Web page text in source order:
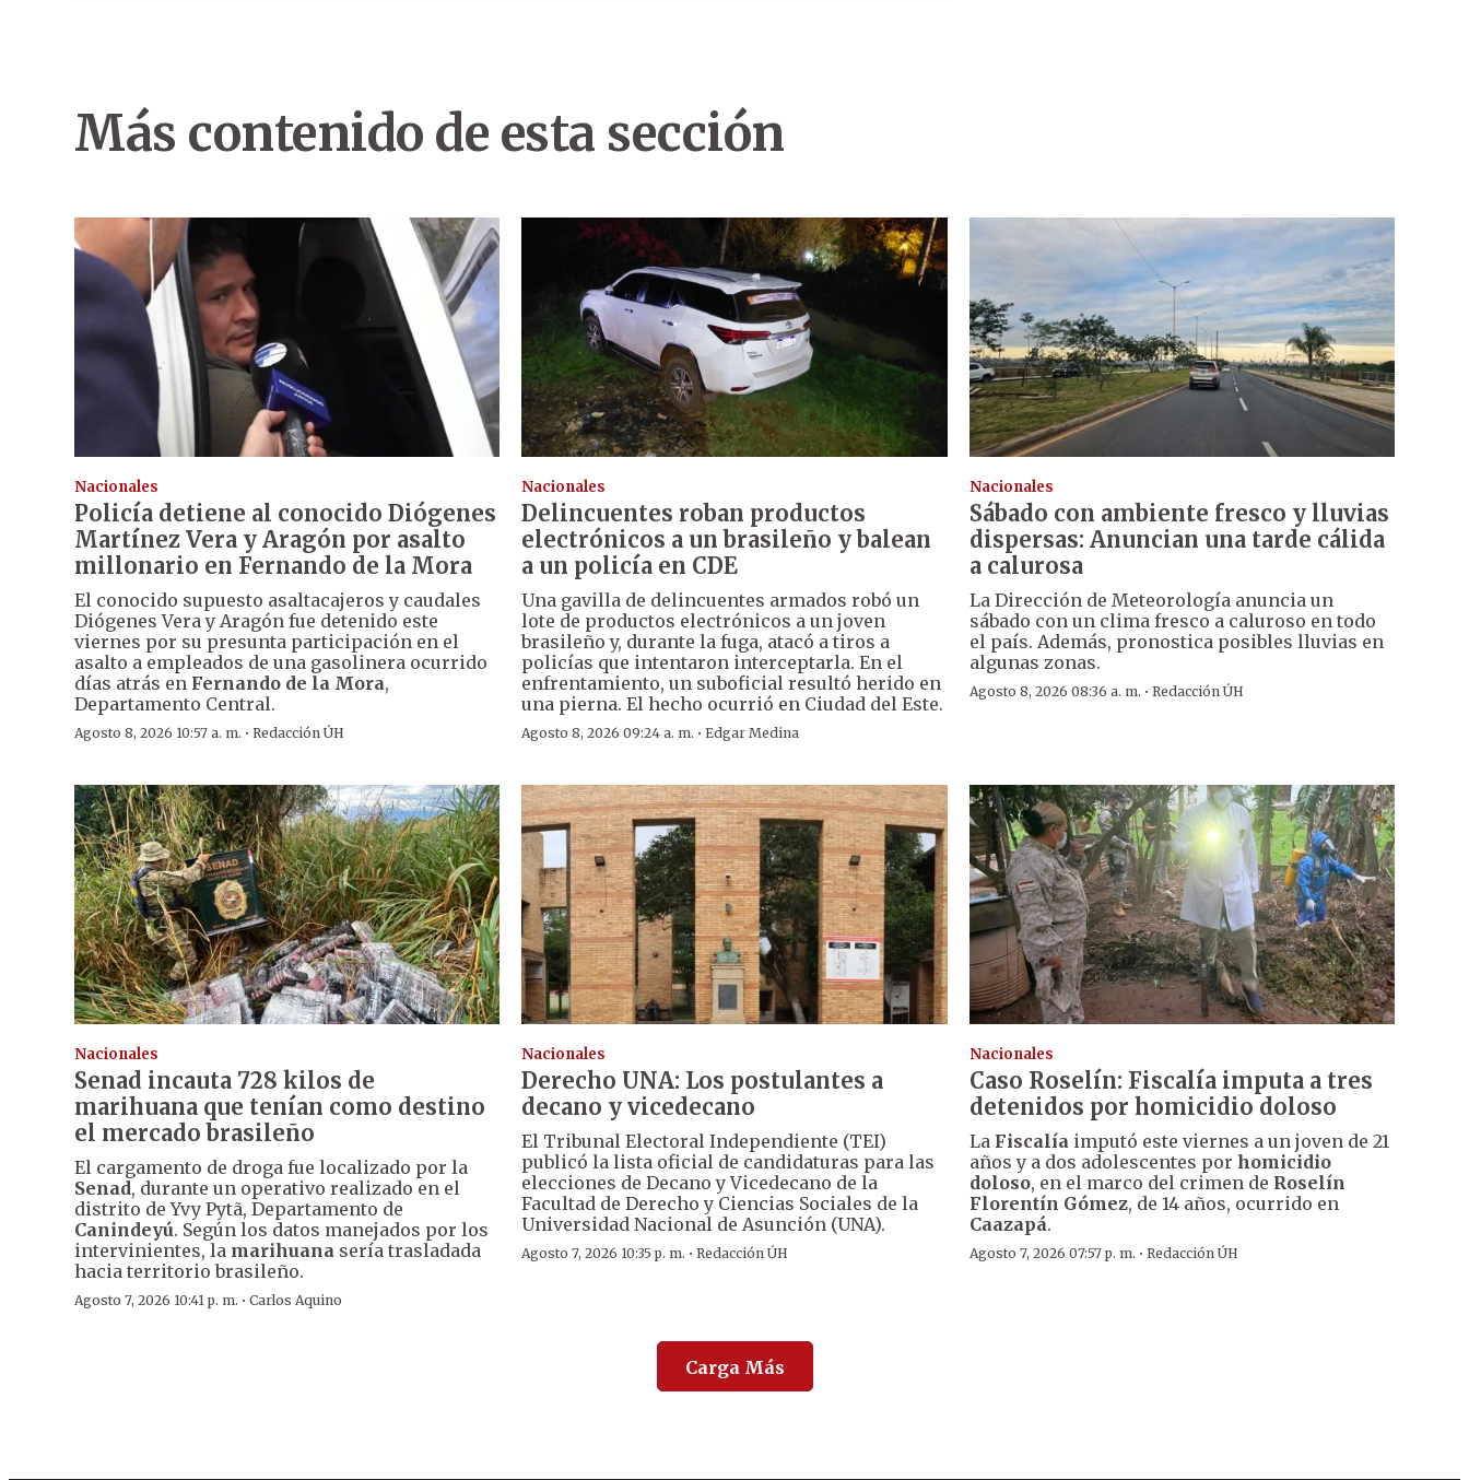
Más contenido de esta sección
Nacionales
Policía detiene al conocido Diógenes
Martínez Vera y Aragón por asalto
millonario en Fernando de la Mora
El conocido supuesto asaltacajeros y caudales
Diógenes Vera y Aragón fue detenido este
viernes por su presunta participación en el
asalto a empleados de una gasolinera ocurrido
días atrás en Fernando de la Mora,
Departamento Central.
Agosto 8, 2026 10:57 a. m. · Redacción ÚH
Nacionales
Delincuentes roban productos
electrónicos a un brasileño y balean
a un policía en CDE
Una gavilla de delincuentes armados robó un
lote de productos electrónicos a un joven
brasileño y, durante la fuga, atacó a tiros a
policías que intentaron interceptarla. En el
enfrentamiento, un suboficial resultó herido en
una pierna. El hecho ocurrió en Ciudad del Este.
Agosto 8, 2026 09:24 a. m. ·Edgar Medina
Nacionales
Sábado con ambiente fresco y lluvias
dispersas: Anuncian una tarde cálida
a calurosa
La Dirección de Meteorología anuncia un
sábado con un clima fresco a caluroso en todo
el país. Además, pronostica posibles lluvias en
algunas zonas.
Agosto 8, 2026 08:36 a. m. · Redacción ÚH
Nacionales
Senad incauta 728 kilos de
marihuana que tenían como destino
el mercado brasileño
El cargamento de droga fue localizado por la
Senad, durante un operativo realizado en el
distrito de Yvy Pytã, Departamento de
Canindeyú. Según los datos manejados por los
intervinientes, la marihuana sería trasladada
hacia territorio brasileño.
Agosto 7, 2026 10:41 p. m. · Carlos Aquino
Nacionales
Derecho UNA: Los postulantes a
decano y vicedecano
El Tribunal Electoral Independiente (TEI)
publicó la lista oficial de candidaturas para las
elecciones de Decano y Vicedecano de la
Facultad de Derecho y Ciencias Sociales de la
Universidad Nacional de Asunción (UNA).
Agosto 7, 2026 10:35 p. m. ·Redacción ÚH
Nacionales
Caso Roselín: Fiscalía imputa a tres
detenidos por homicidio doloso
La Fiscalía imputó este viernes a un joven de 21
años y a dos adolescentes por homicidio
doloso, en el marco del crimen de Roselín
Florentín Gómez, de 14 años, ocurrido en
Caazapá.
Agosto 7, 2026 07:57 p. m. · Redacción ÚH
Carga Más